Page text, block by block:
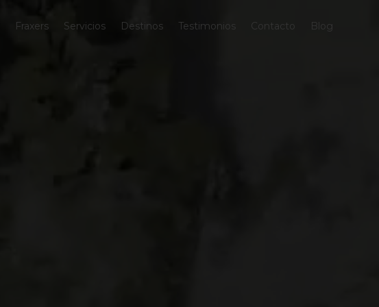
Fraxers Servicios Destinos Testimonios Contacto Blog